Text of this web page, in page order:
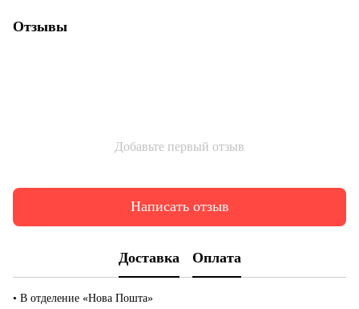
Отзывы
Добавьте первый отзыв
Написать отзыв
Доставка Оплата
• В отделение «Нова Пошта»